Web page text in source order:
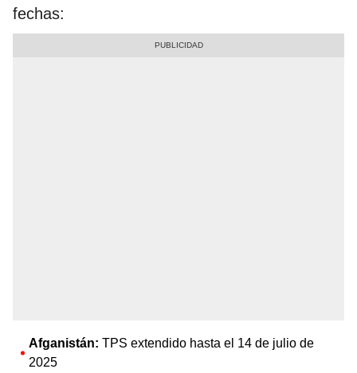
fechas:
Afganistán: TPS extendido hasta el 14 de julio de
2025